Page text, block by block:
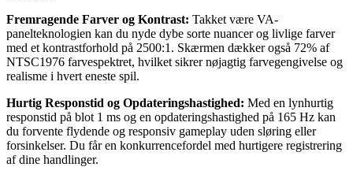
Fremragende Farver og Kontrast: Takket være VA-
panelteknologien kan du nyde dybe sorte nuancer og livlige farver
med et kontrastforhold på 2500:1. Skærmen dækker også 72% af
NTSC1976 farvespektret, hvilket sikrer nøjagtig farvegengivelse og
realisme i hvert eneste spil.
Hurtig Responstid og Opdateringshastighed: Med en lynhurtig
responstid på blot 1 ms og en opdateringshastighed på 165 Hz kan
du forvente flydende og responsiv gameplay uden sløring eller
forsinkelser. Du får en konkurrencefordel med hurtigere registrering
af dine handlinger.